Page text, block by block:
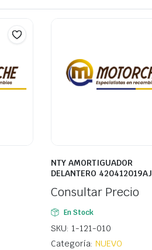
NTY AMORTIGUADOR
DELANTERO 420412019AJ
Consultar Precio
En Stock
SKU: 1-121-010
Categoría: NUEVO